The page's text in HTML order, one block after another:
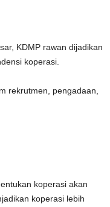
KDMP rawan dijadikan
koperasi.
rekrutmen, pengadaan,
koperasi akan
koperasi lebih